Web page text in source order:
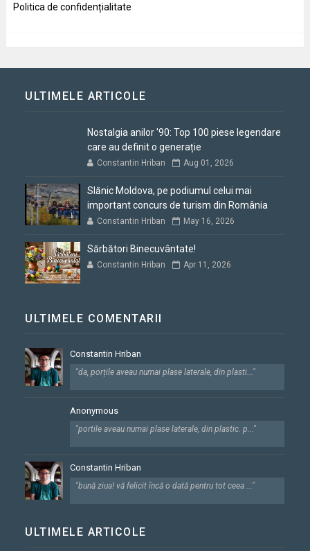
Politica de confidențialitate
ULTIMELE ARTICOLE
Nostalgia anilor '90: Top 100 piese legendare
care au definit o generație
Constantin Hriban Aug 01, 2026
Slănic Moldova, pe podiumul celui mai
important concurs de turism din România
Constantin Hriban May 16, 2026
Sărbători Binecuvântate!
Constantin Hriban Apr 11, 2026
ULTIMELE COMENTARII
Constantin Hriban
"da, porțile aveau numai plase laterale, din plasti..."
Anonymous
"portile aveau numai plase laterale, din plastic. p..."
Constantin Hriban
"bună ziua! vă felicit încă o dată pentru tot ceea ..."
ULTIMELE ARTICOLE